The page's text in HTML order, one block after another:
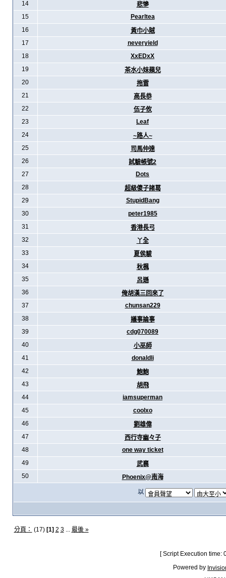
14
悲慘
15
Pearltea
16
黃巾小賊
17
neveryield
18
XxEDxX
19
茶水小妹蘋兒
20
拖雷
21
高長恭
22
伍子攸
23
Leaf
24
~路人~
25
司馬仲達
26
試驗帳號2
27
Dots
28
超級傻子諸葛
29
StupidBang
30
peter1985
31
香港長弓
32
丫全
33
夏侯駿
34
秋楓
35
呂遜
36
俺胡漢三回來了
37
chunsan229
38
議事論事
39
cdg070089
40
小巫師
41
donaldli
42
鮑鮑
43
胡飛
44
iamsuperman
45
coolxo
46
劉雄偉
47
西行寺幽々子
48
one way ticket
49
武襄
50
Phoenix@南海
以
分頁： (17) [1] 2 3... 最後 »
[ Script Execution
Powered by